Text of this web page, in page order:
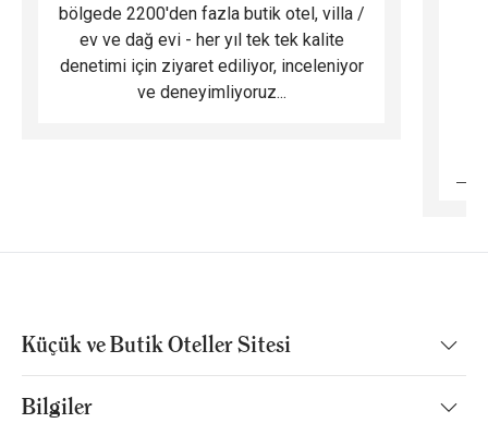
bölgede 2200'den fazla butik otel, villa /
ev ve dağ evi - her yıl tek tek kalite
denetimi için ziyaret ediliyor, inceleniyor
ve deneyimliyoruz...
Küçük ve Butik Oteller Sitesi
Bilgiler